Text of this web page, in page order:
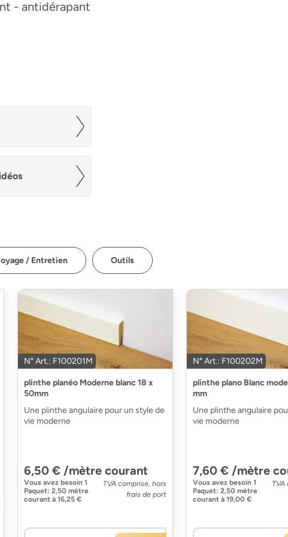
- antidérapant
/ Entretien Outils
N° Art.: F100201M
plinthe planéo Moderne blanc 18 x
50mm
Une plinthe angulaire pour un style de
vie moderne
6,50 € /mètre courant
Vous avez besoin 1
Paquet: 2,50 mètre
courant à 16,25 €
TVA comprise, hors
frais de port
N° Art.: F100202M
plinthe plano Blanc
mm
Une plinthe angulaire
vie moderne
7,60 € /mètre
Vous avez besoin 1
Paquet: 2,50 mètre
courant à 19,00 €
TVA